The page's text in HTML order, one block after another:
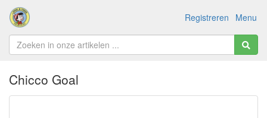
Menu
Registreren
Chicco Goal